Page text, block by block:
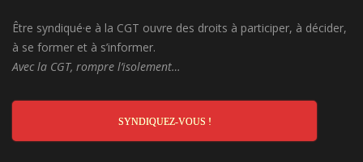
Être syndiqué·e à la CGT ouvre des droits à participer, à décider,
à se former et à s’informer.
Avec la CGT, rompre l’isolement…
SYNDIQUEZ-VOUS !